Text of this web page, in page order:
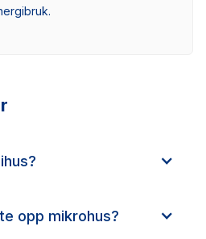
opp mikrohus?